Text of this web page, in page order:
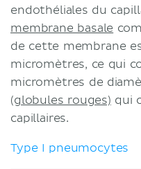
endothéliales du
membrane basale
de cette membrane
micromètres, ce qui
micromètres de
(globules rouges) qui
capillaires.
Type I pneumocytes